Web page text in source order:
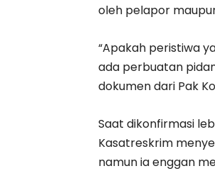
oleh pelapor
“Apakah peristiwa
ada perbuatan
dokumen dari Pak
Saat dikonfirmasi
Kasatreskrim
namun ia enggan